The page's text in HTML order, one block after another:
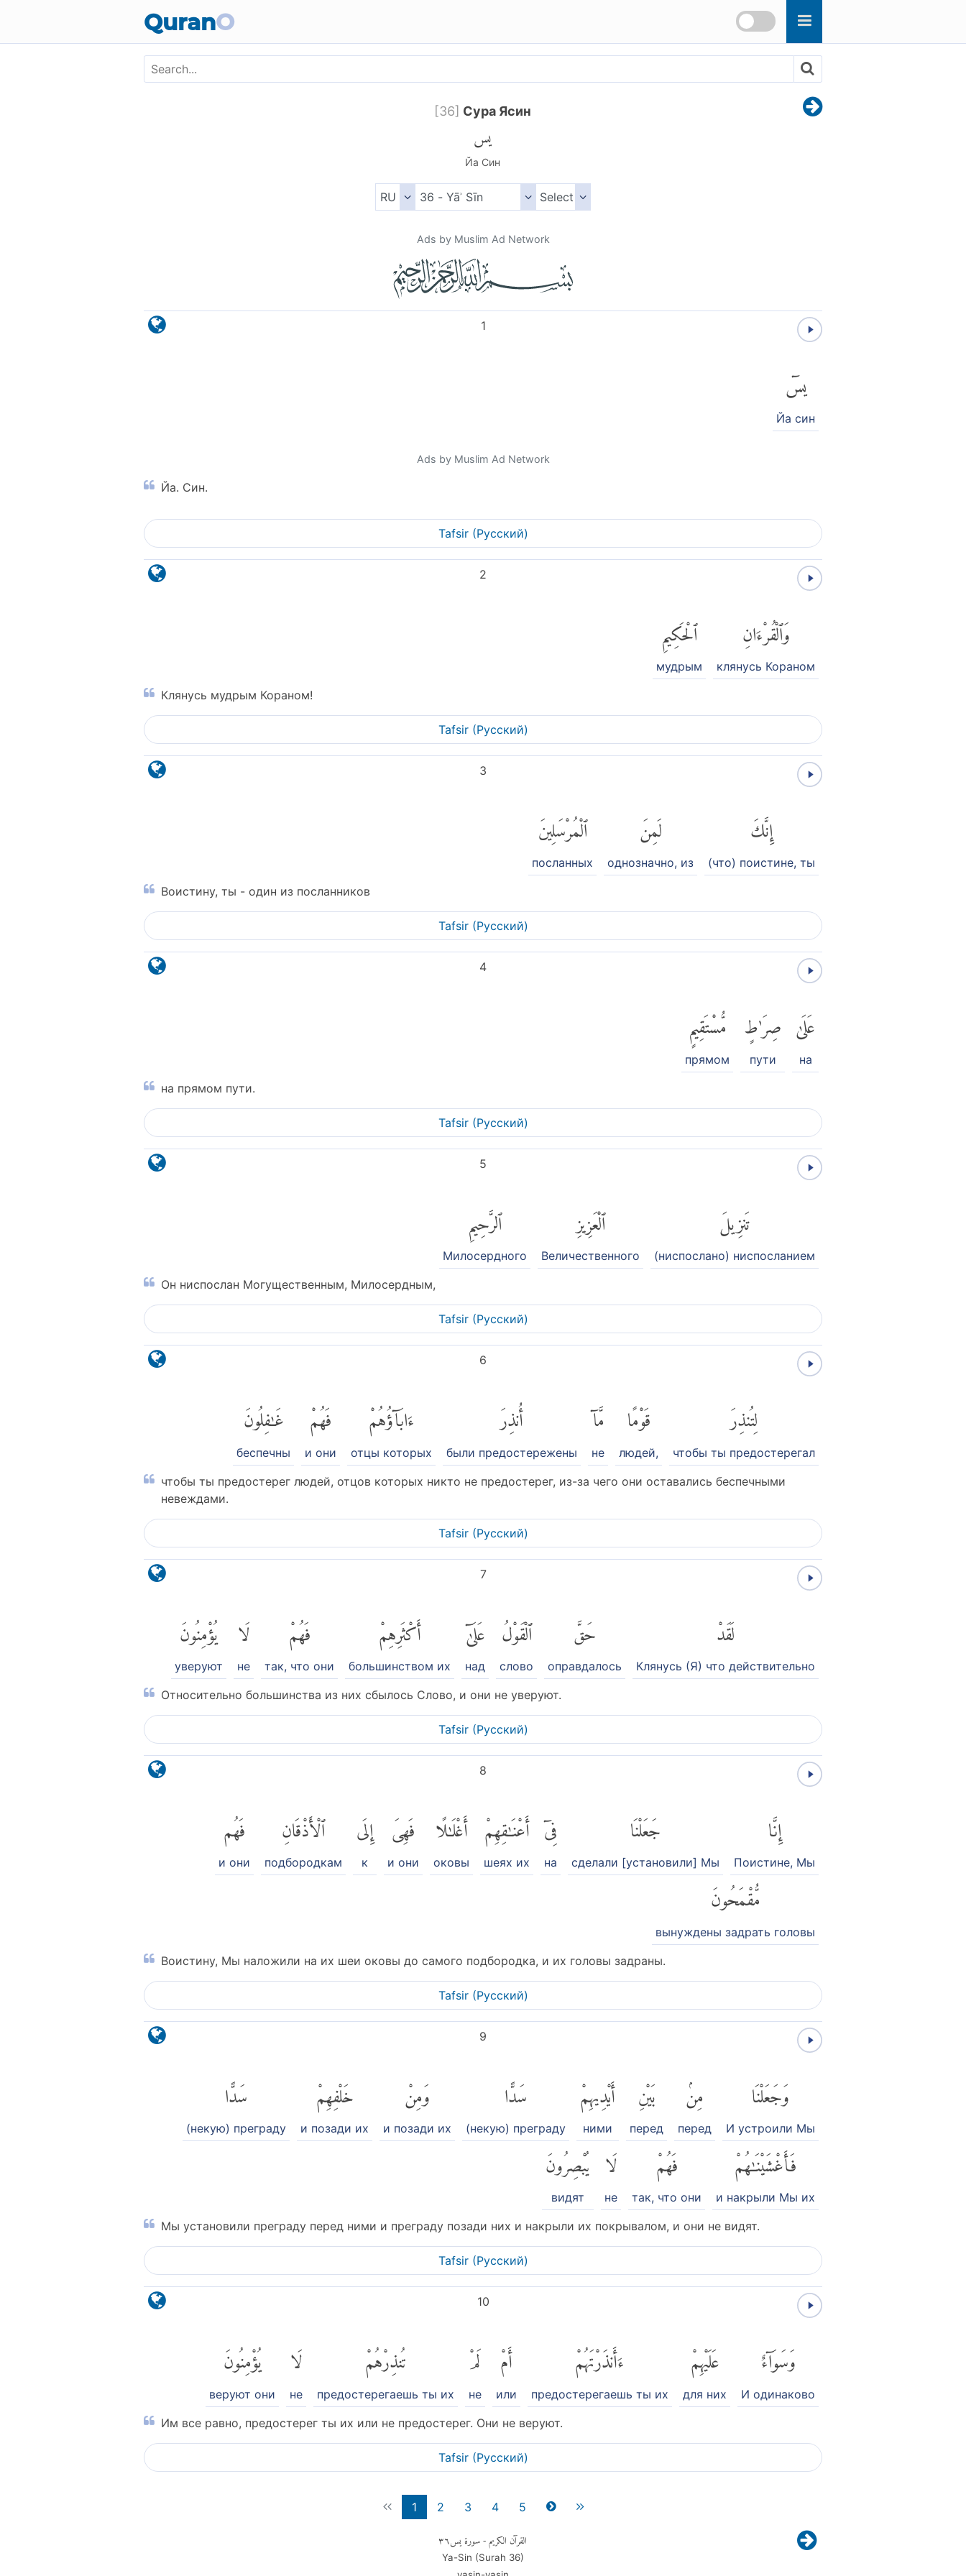
QuranO
[36] Сура Ясин
يس
Йа Син
Ads by Muslim Ad Network
1
يسٓ
Йа син
Ads by Muslim Ad Network
Йа. Син.
Tafsir (Pусский)
2
وَٱلْقُرْءَانِ
клянусь Кораном
ٱلْحَكِيمِ
мудрым
Клянусь мудрым Кораном!
Tafsir (Pусский)
3
إِنَّكَ
(что) поистине, ты
لَمِنَ
однозначно, из
ٱلْمُرْسَلِينَ
посланных
Воистину, ты - один из посланников
Tafsir (Pусский)
4
عَلَىٰ
на
صِرَٰطٍ
пути
مُّسْتَقِيمٍ
прямом
на прямом пути.
Tafsir (Pусский)
5
تَنزِيلَ
(ниспослано) ниспосланием
ٱلْعَزِيزِ
Величественного
ٱلرَّحِيمِ
Милосердного
Он ниспослан Могущественным, Милосердным,
Tafsir (Pусский)
6
لِتُنذِرَ
чтобы ты предостерегал
قَوْمًا
людей,
مَّآ
не
أُنذِرَ
были предостережены
ءَابَآؤُهُمْ
отцы которых
فَهُمْ
и они
غَٰفِلُونَ
беспечны
чтобы ты предостерег людей, отцов которых никто не предостерег, из-за чего они оставались беспечными
невеждами.
Tafsir (Pусский)
7
لَقَدْ
Клянусь (Я) что действительно
حَقَّ
оправдалось
ٱلْقَوْلُ
слово
عَلَىٰٓ
над
أَكْثَرِهِمْ
большинством их
فَهُمْ
так, что они
لَا
не
يُؤْمِنُونَ
уверуют
Относительно большинства из них сбылось Слово, и они не уверуют.
Tafsir (Pусский)
8
إِنَّا
Поистине, Мы
جَعَلْنَا
сделали [установили] Мы
فِىٓ
на
أَعْنَٰقِهِمْ
шеях их
أَغْلَٰلًا
оковы
فَهِىَ
и они
إِلَى
к
ٱلْأَذْقَانِ
подбородкам
فَهُم
и они
مُّقْمَحُونَ
вынуждены задрать головы
Воистину, Мы наложили на их шеи оковы до самого подбородка, и их головы задраны.
Tafsir (Pусский)
9
وَجَعَلْنَا
И устроили Мы
مِنۢ
перед
بَيْنِ
перед
أَيْدِيهِمْ
ними
سَدًّا
(некую) преграду
وَمِنْ
и позади их
خَلْفِهِمْ
и позади их
سَدًّا
(некую) преграду
فَأَغْشَيْنَٰهُمْ
и накрыли Мы их
فَهُمْ
так, что они
لَا
не
يُبْصِرُونَ
видят
Мы установили преграду перед ними и преграду позади них и накрыли их покрывалом, и они не видят.
Tafsir (Pусский)
10
وَسَوَآءٌ
И одинаково
عَلَيْهِمْ
для них
ءَأَنذَرْتَهُمْ
предостерегаешь ты их
أَمْ
или
لَمْ
не
تُنذِرْهُمْ
предостерегаешь ты их
لَا
не
يُؤْمِنُونَ
веруют они
Им все равно, предостерег ты их или не предостерег. Они не веруют.
Tafsir (Pусский)
1 2 3 4 5
القرآن الكريم- سورة يس٣٦
Ya-Sin (Surah 36)